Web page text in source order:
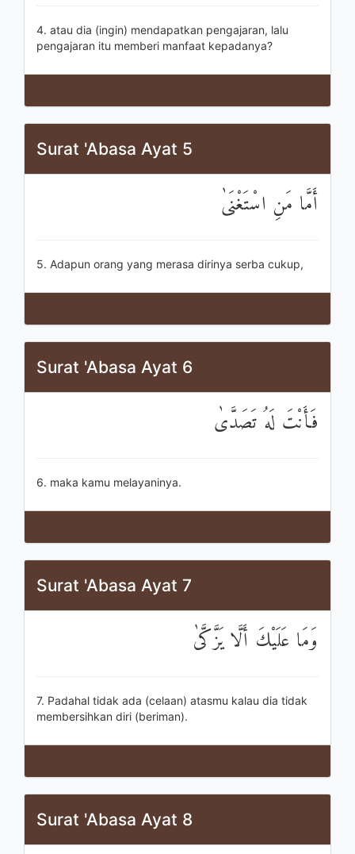
4. atau dia (ingin) mendapatkan pengajaran, lalu
pengajaran itu memberi manfaat kepadanya?
Surat 'Abasa Ayat 5
أَمَّا مَنِ اسْتَغْنَىٰ
5. Adapun orang yang merasa dirinya serba cukup,
Surat 'Abasa Ayat 6
فَأَنْتَ لَهُ تَصَدَّىٰ
6. maka kamu melayaninya.
Surat 'Abasa Ayat 7
وَمَا عَلَيْكَ أَلَّا يَزَّكَّىٰ
7. Padahal tidak ada (celaan) atasmu kalau dia tidak
membersihkan diri (beriman).
Surat 'Abasa Ayat 8